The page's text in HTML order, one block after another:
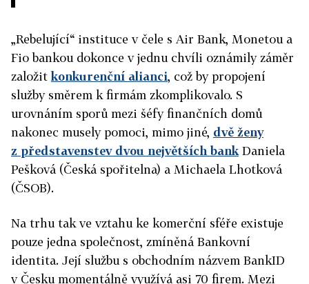
„Rebelující“ instituce v čele s Air Bank, Monetou a
Fio bankou dokonce v jednu chvíli oznámily záměr
založitkonkurenční alianci, což by propojení
služby směrem k firmám zkomplikovalo. S
urovnáním sporů mezi šéfy finančních domů
nakonec musely pomoci, mimo jiné, dvě ženy
z představenstev dvou největších bank Daniela
Pešková (Česká spořitelna) a Michaela Lhotková
(ČSOB).
Na trhu tak ve vztahu ke komerční sféře existuje
pouze jedna společnost, zmíněná Bankovní
identita. Její službu s obchodním názvem BankID
v Česku momentálně využívá asi 70 firem. Mezi